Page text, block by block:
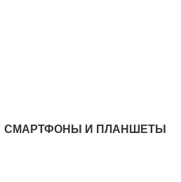
СМАРТФОНЫ И ПЛАНШЕТЫ